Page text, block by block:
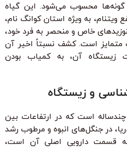
گونه‌ها محسوب می‌شود. این گیاه
ویتنام، به ویژه استان کوانگ نام،
خاص و منحصر به فرد خود،
متمایز است. کشف نسبتاً اخیر آن
محدودیت زیستگاه آن، به کمیاب بودن
است که در ارتفاعات بین
سطح دریا، در جنگل‌های انبوه و مرطوب رشد
قسمت دارویی اصلی آن است،